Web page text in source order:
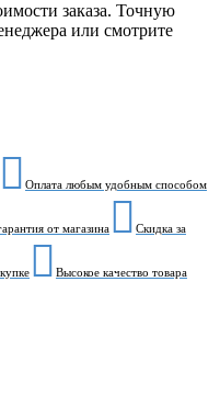
заказа. Точную
или смотрите
Оплата любым удобным способом
от магазина Скидка за
Высокое качество товара